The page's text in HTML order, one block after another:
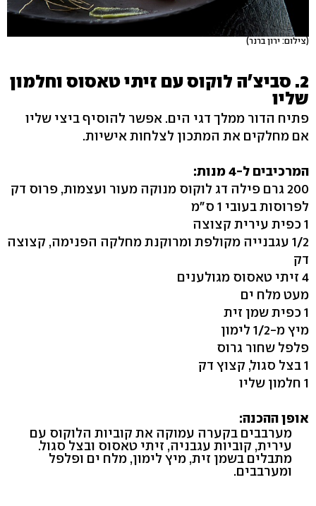
(צילום: ירון ברנר)
2. סביצ'ה לוקוס עם זיתי טאסוס וחלמון
שליו
פתיח הדור ממלך דגי הים. אפשר להוסיף ביצי שליו
אם מחלקים את המתכון לצלחות אישיות.
המרכיבים ל-4 מנות:
200 גרם פילה דג לוקוס מנוקה מעור ועצמות, פרוס דק
לפרוסות בעובי 1 ס"מ
1 כפית עירית קצוצה
1/2 עגבנייה מקולפת ומרוקנת מחלקה הפנימה, קצוצה
דק
4 זיתי טאסוס מגולענים
מעט מלח ים
1 כפית שמן זית
מיץ מ-1/2 לימון
פלפל שחור גרוס
1 בצל סגול, קצוץ דק
1 חלמון שליו
אופן ההכנה:
מערבבים בקערה עמוקה את קוביות הלוקוס עם
עירית, קוביות עגבניה, זיתי טאסוס ובצל סגול.
מתבלים בשמן זית, מיץ לימון, מלח ים ופלפל
ומערבבים.